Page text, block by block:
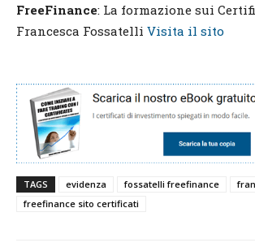
FreeFinance: La formazione sui
Francesca Fossatelli Visita il sito
TAGS evidenza fossatelli freefinance
freefinance sito certificati